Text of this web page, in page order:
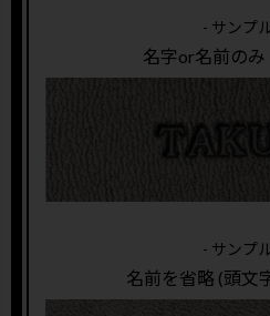
- サンプ
名字or名前のみ
- サンプ
名前を省略 (頭文